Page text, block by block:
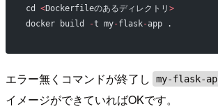
cd <Dockerfileのあるディレクトリ >
docker build
-t my-flask-app .
エラー無くコマンドが終了し my-flask-
イメージができていればOKです。